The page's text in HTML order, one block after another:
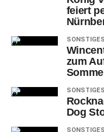
feiert
SONSTIGES
zum
SONSTIGES
Dog
SONSTIGES